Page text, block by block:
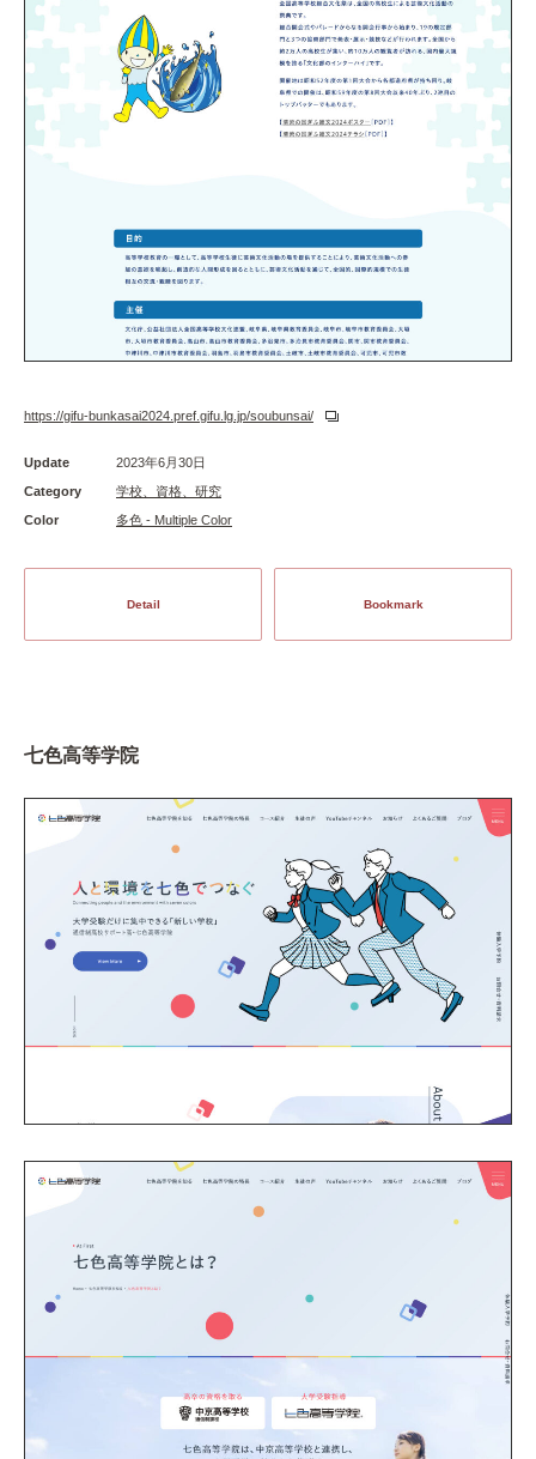
https://gifu-bunkasai2024.pref.gifu.lg.jp/soubunsai/
Update
2023年6月30日
Category
学校、資格、研究
Color
多色 - Multiple Color
Detail Bookmark
七色高等学院